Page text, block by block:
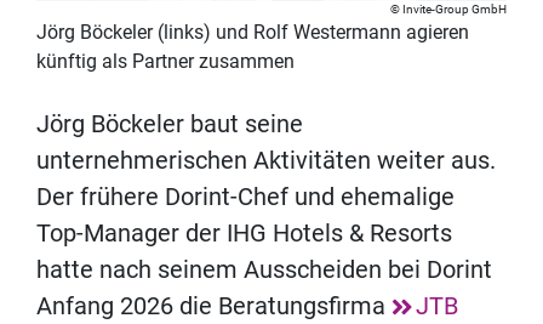
Invite-Group GmbH
Jörg Böckeler (links) und Rolf Westermann agieren
künftig als Partner zusammen
Jörg Böckeler baut seine
unternehmerischen Aktivitäten weiter aus.
Der frühere Dorint-Chef und ehemalige
Top-Manager der IHG Hotels & Resorts
hatte nach seinem Ausscheiden bei Dorint
Anfang 2026 die Beratungsfirma
JTB